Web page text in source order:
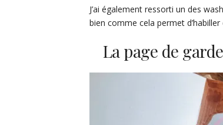
J’ai également ressorti un des
bien comme cela permet
La page de